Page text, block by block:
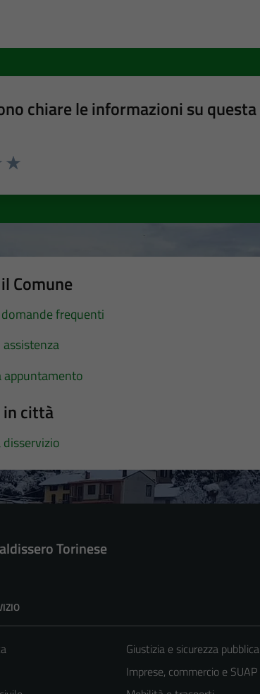
chiare le informazioni su questa
Comune
frequenti
appuntamento
in città
disservizio
Torinese
Giustizia e sicurezza pubblica
Imprese, commercio e SUAP